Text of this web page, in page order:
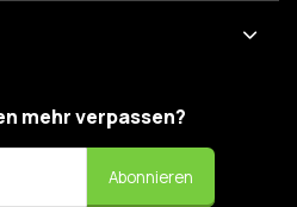
mehr verpassen?
Abonnieren